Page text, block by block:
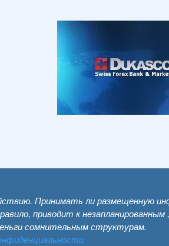
Принимать ли размещенную
приводит к
сомнительным структурам.